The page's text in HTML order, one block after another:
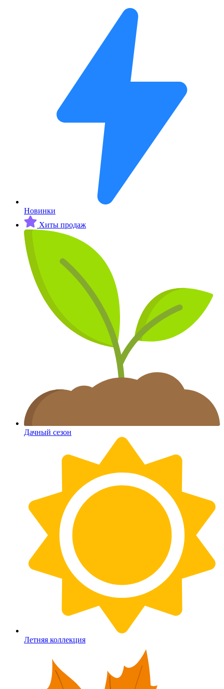
Новинки
Хиты продаж
Дачный сезон
Летняя коллекция